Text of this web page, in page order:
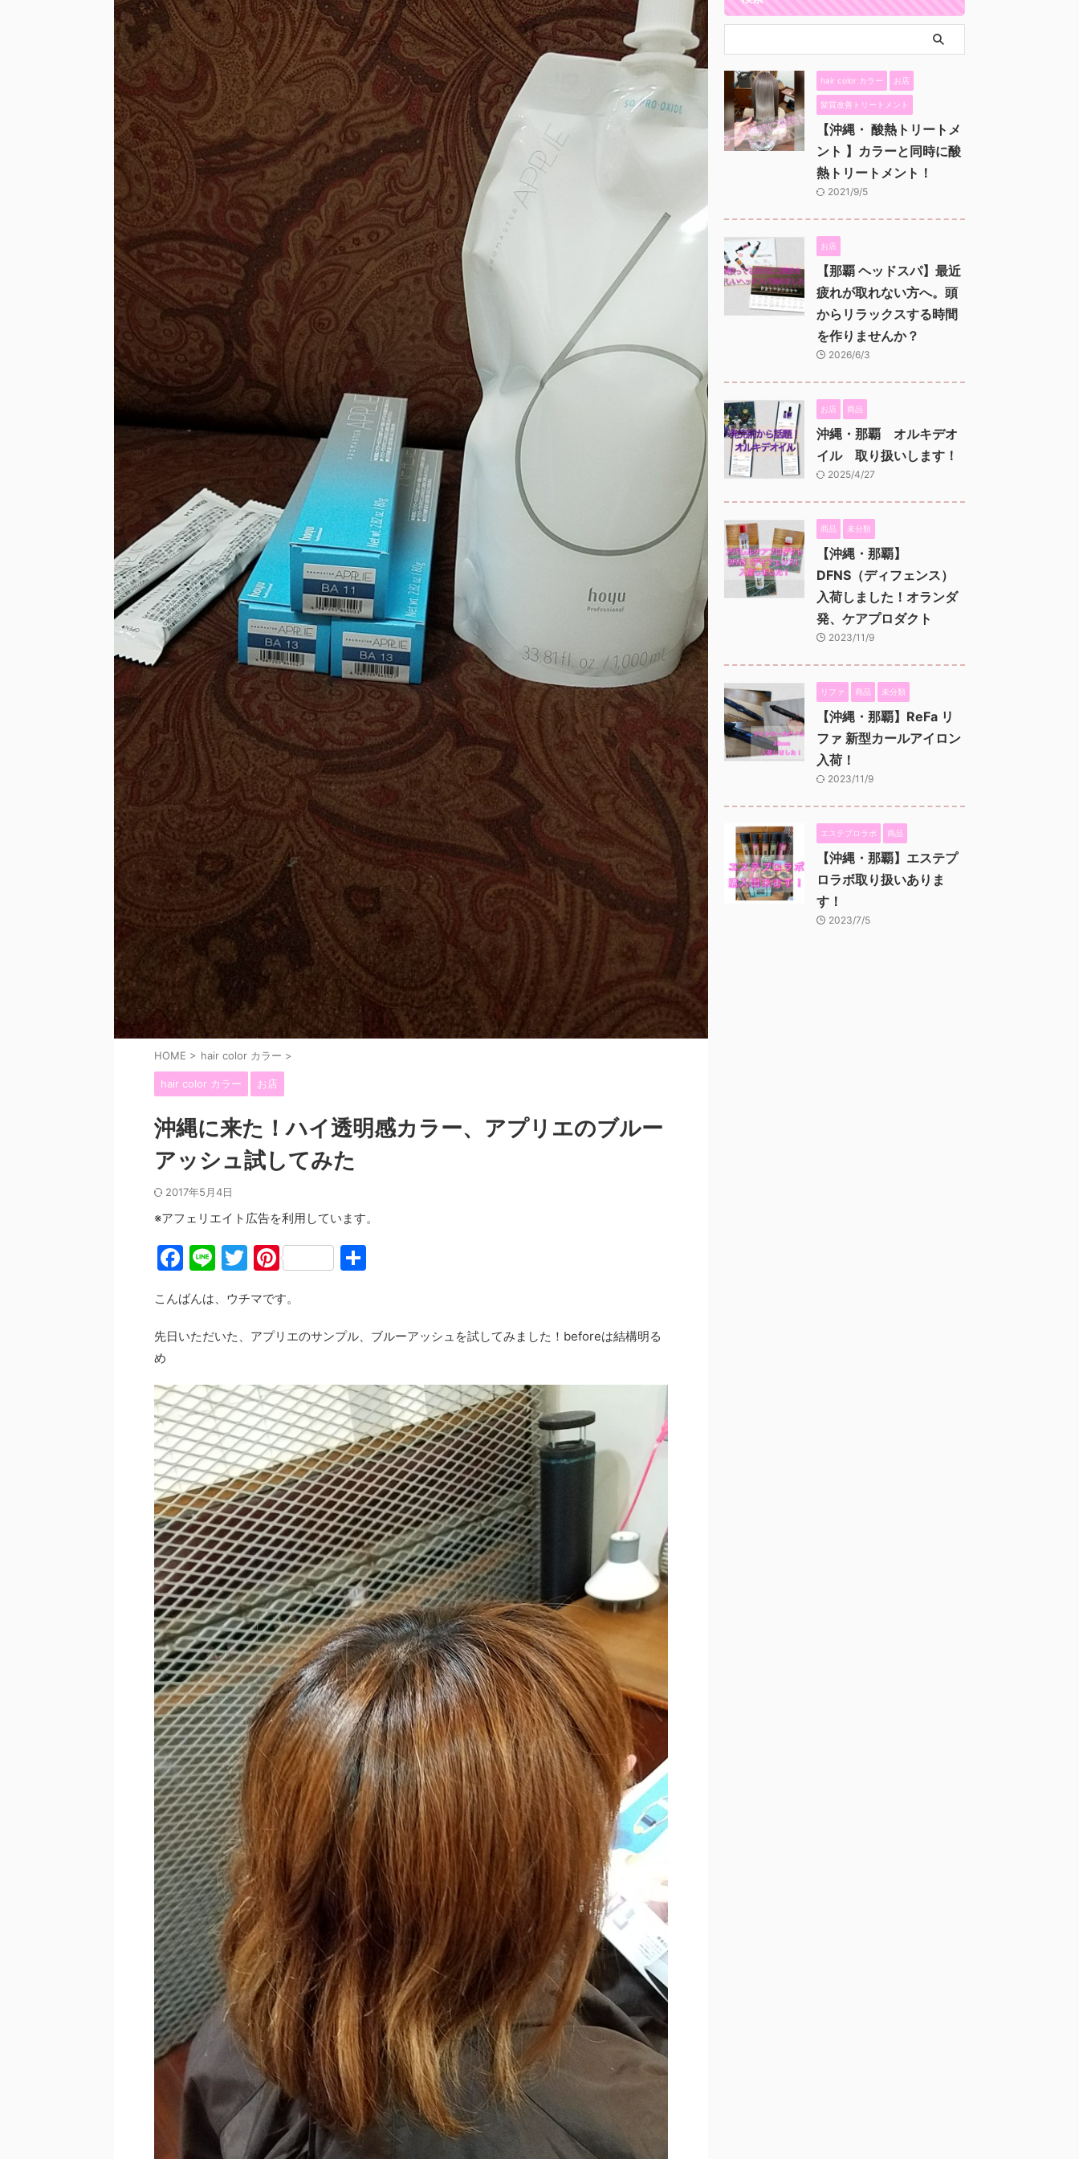
HOME > hair color カラー >
hair color カラー お店
沖縄に来た！ハイ透明感カラー、アプリエのブルー
アッシュ試してみた
2017年5月4日
※アフェリエイト広告を利用しています。
F
c
e
o
o
k
Li
e
T
itt
er
Pi
er
e
こんばんは、ウチマです。
先日いただいた、アプリエのサンプル、ブルーアッシュを試してみました！beforeは結構明る
め
hair color カラー お店
髪質改善トリートメント
【沖縄・ 酸熱トリートメ
ント 】カラーと同時に酸
熱トリートメント！
2021/9/5
お店
【那覇 ヘッドスパ】最近
疲れが取れない方へ。頭
からリラックスする時間
を作りませんか？
2026/6/3
お店 商品
沖縄・那覇 オルキデオ
イル 取り扱いします！
2025/4/27
商品 未分類
【沖縄・那覇】
DFNS（ディフェンス）
入荷しました！オランダ
発、ケアプロダクト
2023/11/9
リファ 商品 未分類
【沖縄・那覇】ReFa リ
ファ 新型カールアイロン
入荷！
2023/11/9
エステプロラボ 商品
【沖縄・那覇】エステプ
ロラボ取り扱いありま
す！
2023/7/5